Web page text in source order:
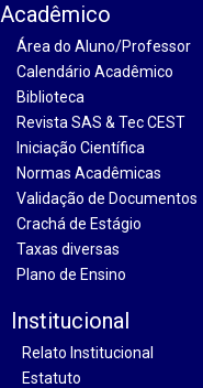
Acadêmico
Área do Aluno/Professor
Calendário Acadêmico
Biblioteca
Revista SAS & Tec CEST
Iniciação Científica
Normas Acadêmicas
Validação de Documentos
Crachá de Estágio
Taxas diversas
Plano de Ensino
Institucional
Relato Institucional
Estatuto